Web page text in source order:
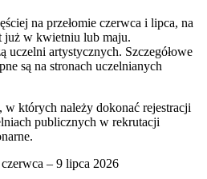
na przełomie czerwca i lipca, na
już w kwietniu lub maju.
uczelni artystycznych. Szczegółowe
są na stronach uczelnianych
których należy dokonać rejestracji
publicznych w rekrutacji
– 9 lipca 2026